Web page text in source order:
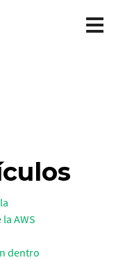
AWS
dentro